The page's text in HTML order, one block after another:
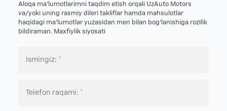
Aloqa ma’lumotlarimni taqdim etish orqali UzAuto Motors
va/yoki uning rasmiy dileri takliflar hamda mahsulotlar
haqidagi ma’lumotlar yuzasidan men bilan bog‘lanishiga rozilik
bildiraman. Maxfiylik siyosati